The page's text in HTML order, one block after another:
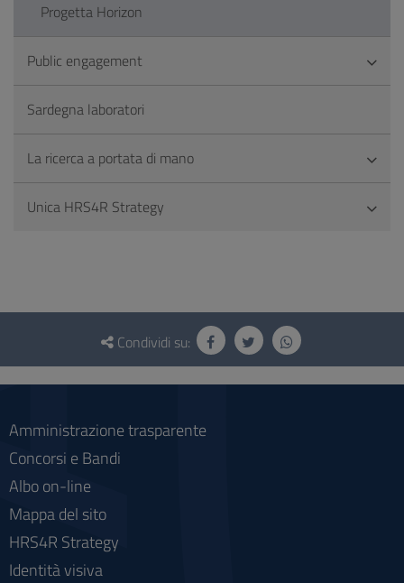
Progetta Horizon
Public engagement
Sardegna laboratori
La ricerca a portata di mano
Unica HRS4R Strategy
Questionario
social
Condividi su:
Amministrazione trasparente
Concorsi e Bandi
Albo on-line
Mappa del sito
HRS4R Strategy
Identità visiva